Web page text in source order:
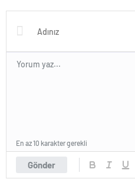
Gönder
En az 10 karakter gerekli